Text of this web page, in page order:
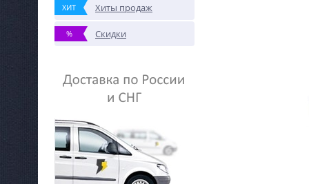
ХИТ Хиты продаж
% Скидки